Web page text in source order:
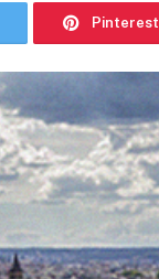
Pinterest